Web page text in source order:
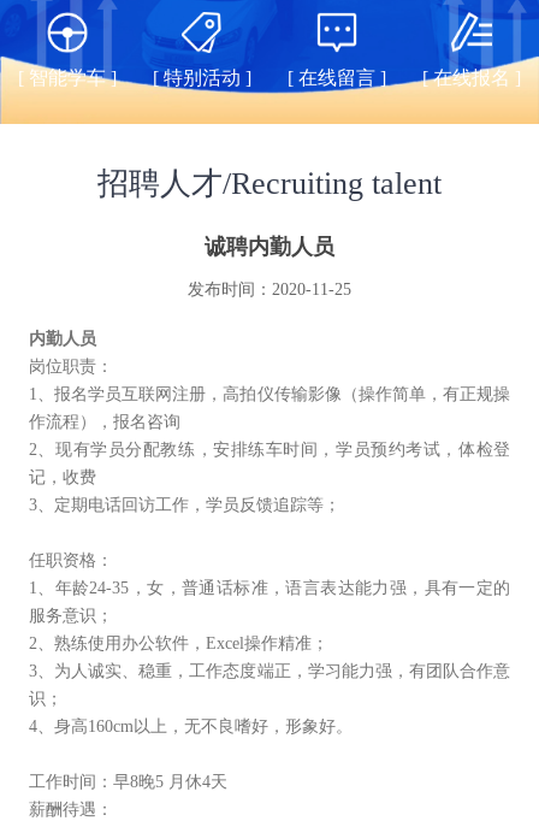
[ 智能学车 ] [ 特别活动 ] [ 在线留言 ] [ 在线报名 ]
招聘人才/Recruiting talent
诚聘内勤人员
发布时间：2020-11-25
内勤人员
岗位职责：
1、报名学员互联网注册，高拍仪传输影像（操作简单，有正规操
作流程），报名咨询
2、现有学员分配教练，安排练车时间，学员预约考试，体检登
记，收费
3、定期电话回访工作，学员反馈追踪等；
任职资格：
1、年龄24-35，女，普通话标准，语言表达能力强，具有一定的
服务意识；
2、熟练使用办公软件，Excel操作精准；
3、为人诚实、稳重，工作态度端正，学习能力强，有团队合作意
识；
4、身高160cm以上，无不良嗜好，形象好。
工作时间：早8晚5 月休4天
薪酬待遇：